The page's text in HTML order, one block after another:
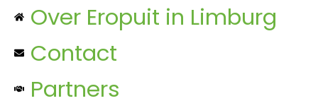
Over Eropuit in Limburg
Contact
Partners